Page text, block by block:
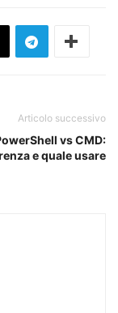
Articolo successivo
vs CMD:
e quale usare